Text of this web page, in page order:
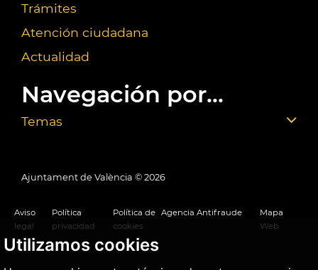
Utilizamos cookies
Trámites
Atención ciudadana
Actualidad
Navegación por...
Temas
Ajuntament de València © 2026
Aviso
legal
Política
privacidad
Política de
cookies
Agencia Antifraude
Mapa
Web